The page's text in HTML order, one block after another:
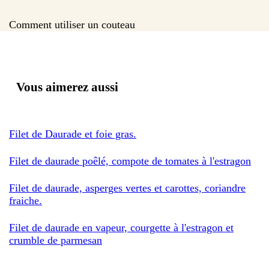
Comment utiliser un couteau
Vous aimerez aussi
Filet de Daurade et foie gras.
Filet de daurade poêlé, compote de tomates à l'estragon
Filet de daurade, asperges vertes et carottes, coriandre
fraiche.
Filet de daurade en vapeur, courgette à l'estragon et
crumble de parmesan